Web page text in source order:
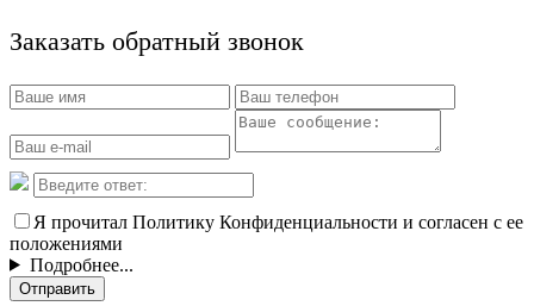
Заказать обратный звонок
Я прочитал Политику Конфиденциальности и согласен с ее
положениями
Подробнее...
Отправить